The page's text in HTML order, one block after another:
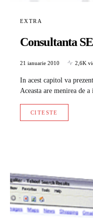
EXTRA
Consultanta
21 ianuarie 2010 2,6K
In acest capitol va
Aceasta are menirea de a
CITESTE